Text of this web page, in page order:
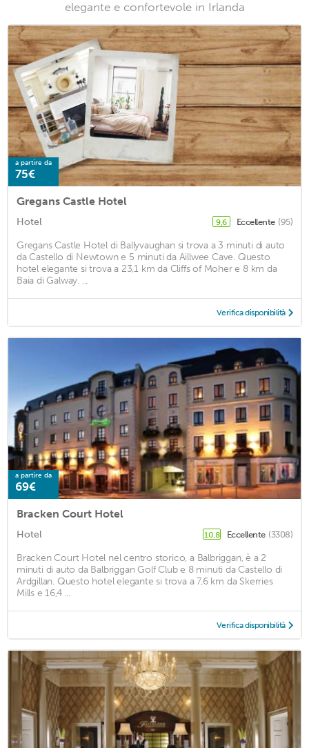
elegante e confortevole in Irlanda
a partire da
75€
Gregans Castle Hotel
Hotel 9,6 Eccellente (95)
Gregans Castle Hotel di Ballyvaughan si trova a 3 minuti di auto
da Castello di Newtown e 5 minuti da Aillwee Cave. Questo
hotel elegante si trova a 23,1 km da Cliffs of Moher e 8 km da
Baia di Galway. ...
Verifica disponibilità
a partire da
69€
Bracken Court Hotel
Hotel 10,8 Eccellente (3308)
Bracken Court Hotel nel centro storico, a Balbriggan, è a 2
minuti di auto da Balbriggan Golf Club e 8 minuti da Castello di
Ardgillan. Questo hotel elegante si trova a 7,6 km da Skerries
Mills e 16,4 ...
Verifica disponibilità